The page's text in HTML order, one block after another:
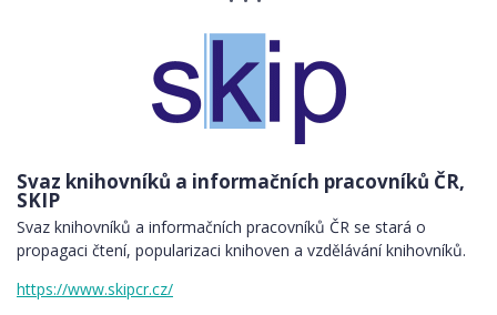
Svaz knihovníků a informačních pracovníků ČR,
SKIP
Svaz knihovníků a informačních pracovníků ČR se stará o
propagaci čtení, popularizaci knihoven a vzdělávání knihovníků.
https://www.skipcr.cz/